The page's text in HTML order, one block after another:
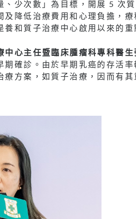
、少次數」為目標，開展 5 次
及降低治療費用和心理負擔，
和質子治療中心啟用以來的重
中心主任暨臨床腫瘤科專科醫生
期確診。由於早期乳癌的存活
療方案，如質子治療，因而有